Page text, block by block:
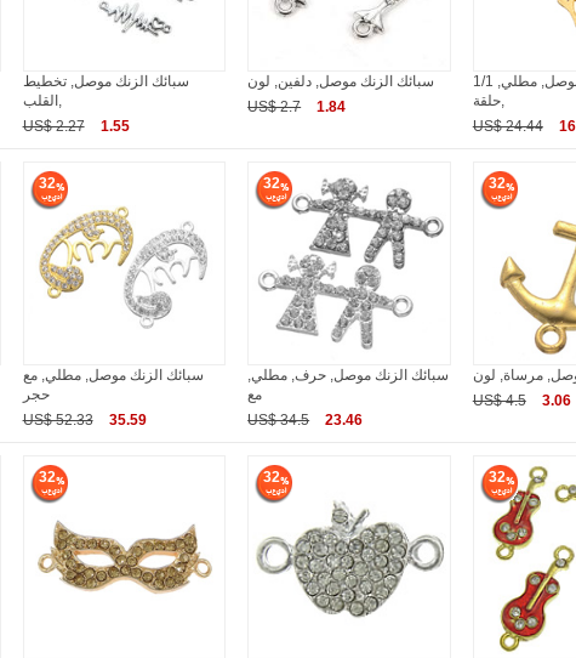
سبائك الزنك موصل, تخطيط
القلب,
US$ 2.27
1.55
سبائك الزنك موصل, دلفين, لون
US$ 2.7
1.84
سبائك الزنك موصل, مطلي, 1/1
حلقة,
US$ 24.44
32
سبائك الزنك موصل, مطلي, مع
حجر
US$ 52.33
35.59
32
سبائك الزنك موصل, حرف, مطلي,
مع
US$ 34.5
23.46
32
مرساة, لون
US$ 4.5
3.06
32 32 32